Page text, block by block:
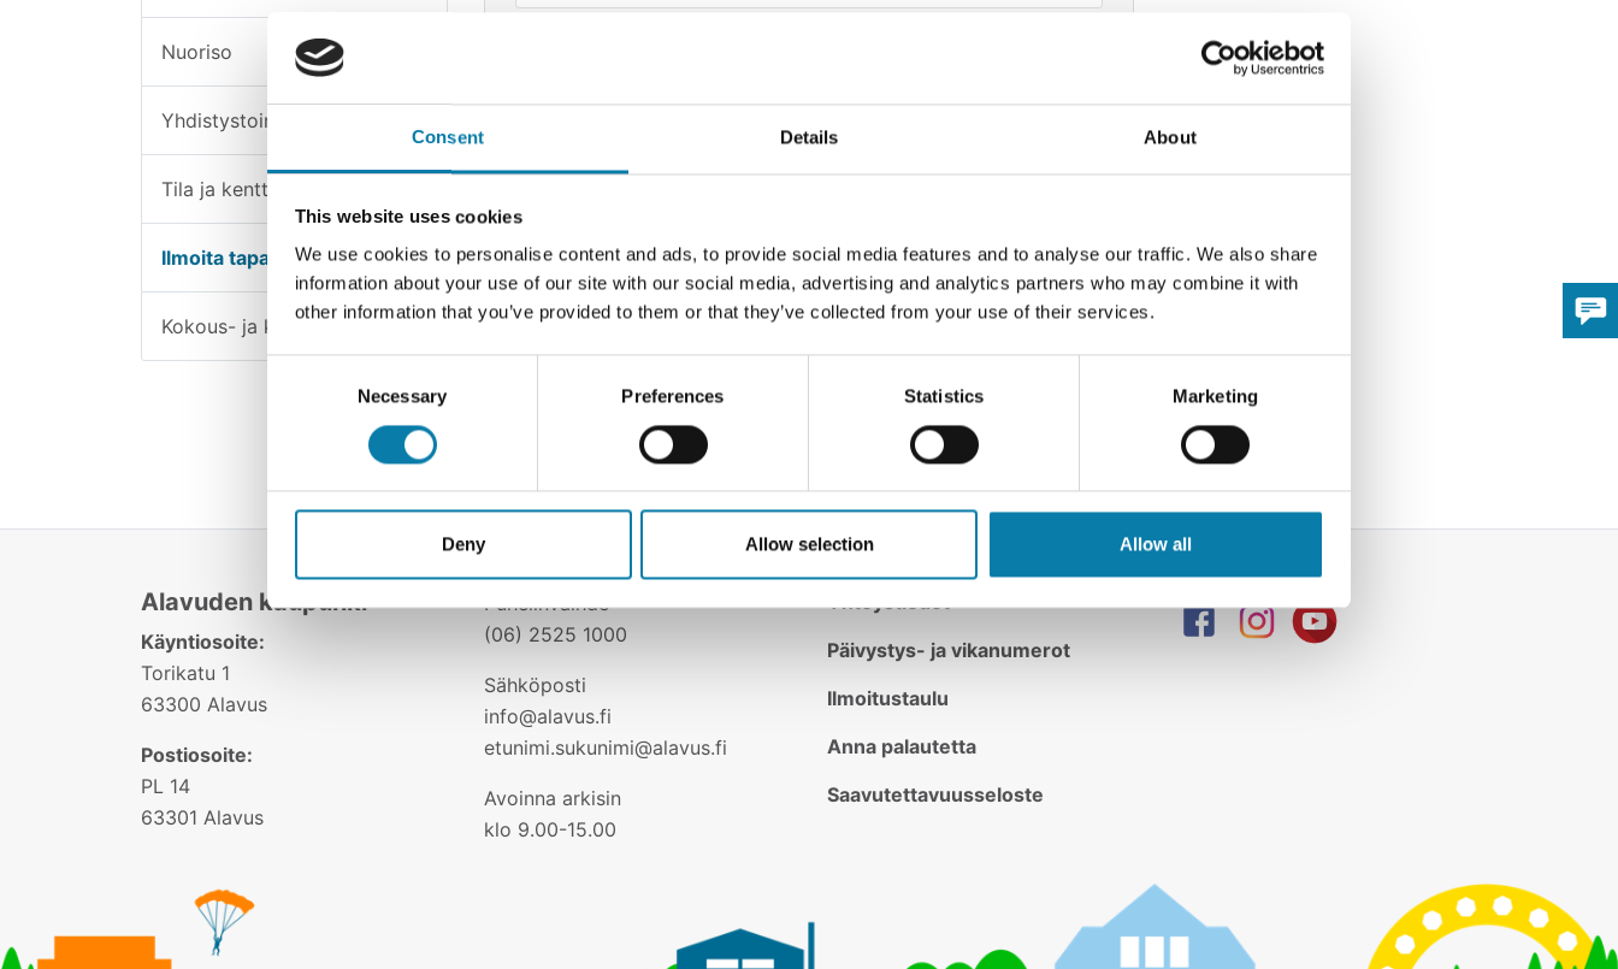
Consent Details About
This website uses cookies
We use cookies to personalise content and ads, to provide social media features and to analyse our traffic. We also share
information about your use of our site with our social media, advertising and analytics partners who may combine it with
other information that you’ve provided to them or that they’ve collected from your use of their services.
Consent
Necessary Preferences Statistics Marketing
Deny Allow selection Allow all
Nuoriso
Yhdistystoiminta
Tila ja kenttävarauskalenteri
Ilmoita tapahtumasta
Kokous- ja koulutustilat
Yhteyshenkilö
Lähetä kuva tai liite tapahtumaan liittyen
Alavuden kaupunki
Käyntiosoite:
Torikatu 1
63300 Alavus
Postiosoite:
PL 14
63301 Alavus
Puhelinvaihde
(06) 2525 1000
Sähköposti
info@alavus.fi
etunimi.sukunimi@alavus.fi
Avoinna arkisin
klo 9.00-15.00
Yhteystiedot
Päivystys- ja vikanumerot
Ilmoitustaulu
Anna palautetta
Saavutettavuusseloste